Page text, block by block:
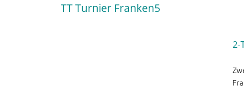
TT Turnier Franken5
2-